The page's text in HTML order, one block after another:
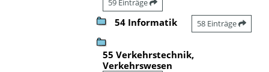
59 Einträge
54 Informatik 58 Einträge
55 Verkehrstechnik,
Verkehrswesen